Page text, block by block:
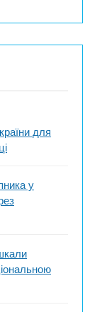
для
у